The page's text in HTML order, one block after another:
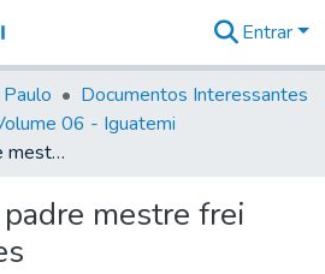
&
Coleções
Tudo na
Biblioteca
Estatísticas
Entrar
Documentos Interessantes
06 - Iguatemi
Para o mesmo padre mestre frei Manoel Mendes
mestre frei